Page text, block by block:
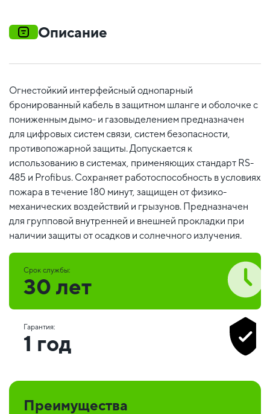
Описание
Огнестойкий интерфейсный однопарный
бронированный кабель в защитном шланге и оболочке с
пониженным дымо- и газовыделением предназначен
для цифровых систем связи, систем безопасности,
противопожарной защиты. Допускается к
использованию в системах, применяющих стандарт RS-
485 и Profibus. Сохраняет работоспособность в условиях
пожара в течение 180 минут, защищен от физико-
механических воздействий и грызунов. Предназначен
для групповой внутренней и внешней прокладки при
наличии защиты от осадков и солнечного излучения.
Срок службы:
30 лет
Гарантия:
1 год
Преимущества